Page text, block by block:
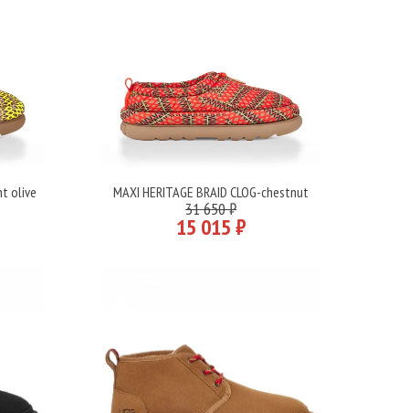
olive Подробнее
MAXI HERITAGE BRAID CLOG-chestnut
31 650 ₽
15 015 ₽